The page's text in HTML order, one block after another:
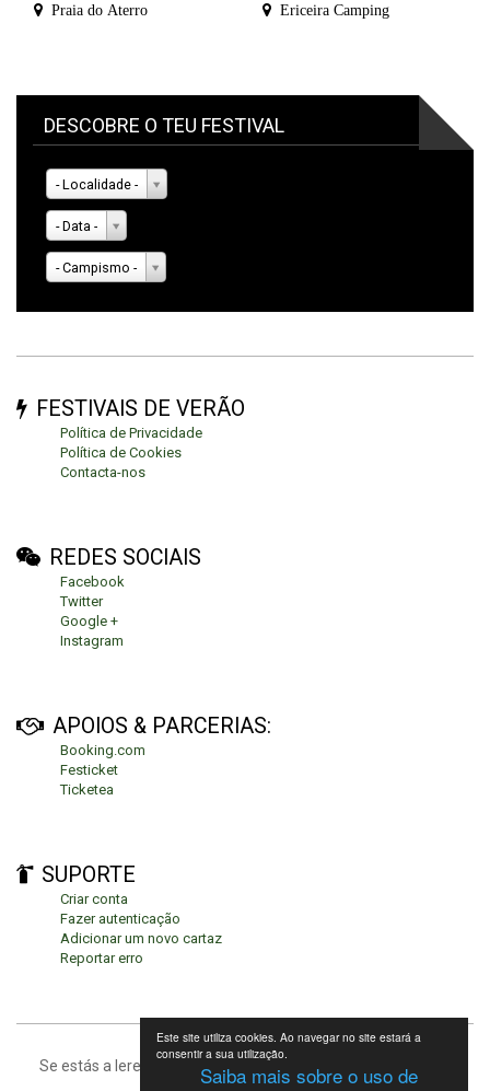
Este site utiliza cookies. Ao navegar no site estará a
consentir a sua utilização.
Saiba mais sobre o uso de
Praia do Aterro Ericeira Camping
DESCOBRE O TEU FESTIVAL
- Localidade -
- Data -
- Campismo -
FESTIVAIS DE VERÃO
Política de Privacidade
Política de Cookies
Contacta-nos
REDES SOCIAIS
Facebook
Twitter
Google +
Instagram
APOIOS & PARCERIAS:
Booking.com
Festicket
Ticketea
SUPORTE
Criar conta
Fazer autenticação
Adicionar um novo cartaz
Reportar erro
Se estás a leres isto, significa que estás no fundo da página.